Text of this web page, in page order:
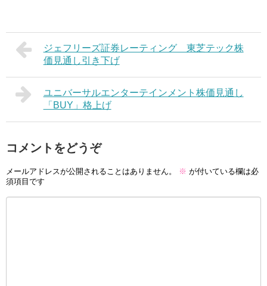
ジェフリーズ証券レーティング 東芝テック株
価見通し引き下げ
ユニバーサルエンターテインメント株価見通し
「BUY」格上げ
コメントをどうぞ
メールアドレスが公開されることはありません。 ※ が付いている欄は必
須項目です